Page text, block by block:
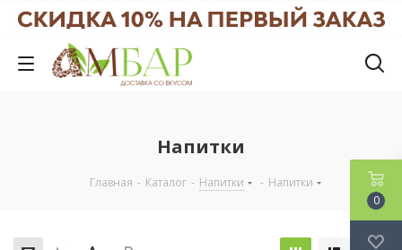
Напитки
Главная - Каталог - Напитки - Напитки
0